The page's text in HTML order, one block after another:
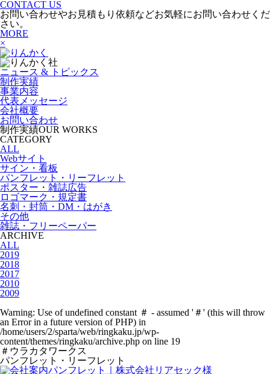
CONTACT US
お問い合わせやお見積もり依頼などお気軽にお問い合わせくだ
さい。
MORE
×
ニュース & トピックス
制作実績
事業内容
代表メッセージ
会社概要
お問い合わせ
制作実績OUR WORKS
CATEGORY
ALL
Webサイト
サイン・看板
パンフレット・リーフレット
ポスター・雑誌広告
ロゴマーク・規定書
名刺・封筒・DM・はがき
その他
雑誌・フリーペーパー
ARCHIVE
ALL
2019
2018
2017
2010
2009
Warning: Use of undefined constant ＃ - assumed '＃' (this will throw
an Error in a future version of PHP) in
/home/users/2/sparta/web/ringkaku.jp/wp-
content/themes/ringkaku/archive.php on line 19
＃ウラカタワークス
パンフレット・リーフレット